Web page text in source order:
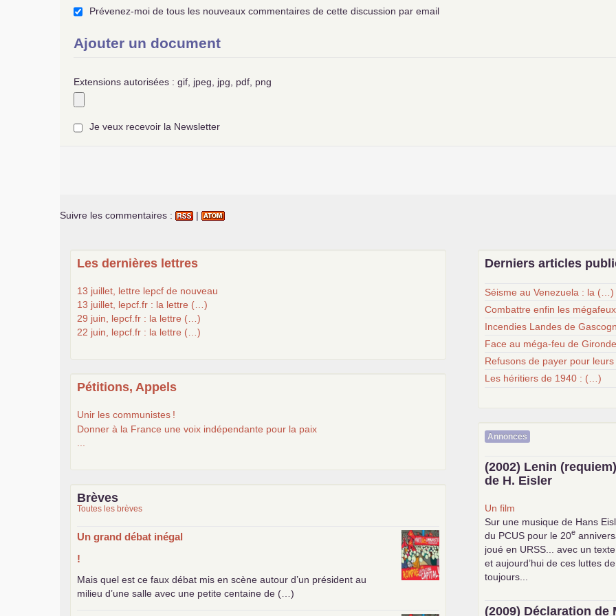
Prévenez-moi de tous les nouveaux commentaires de cette discussion par email
Ajouter un document
Extensions autorisées : gif, jpeg, jpg, pdf, png
Je veux recevoir la Newsletter
Suivre les commentaires : |
Les dernières lettres
13 juillet, lettre lepcf de nouveau
13 juillet, lepcf.fr : la lettre (…)
29 juin, lepcf.fr : la lettre (…)
22 juin, lepcf.fr : la lettre (…)
Pétitions, Appels
Unir les communistes !
Donner à la France une voix indépendante pour la paix
Brèves
Toutes les brèves
Un grand débat inégal
!
Mais quel est ce faux débat mis en scène autour d’un président au
milieu d’une salle avec une petite centaine de (…)
Derniers articles
Séisme au Venezuela : la (…)
Combattre enfin les mégafeux
Incendies Landes de
Face au méga-feu de
Refusons de payer pour leurs
Les héritiers de 1940 : (…)
Annonces
(2002) Lenin
de H. Eisler
Un film
Sur une musique de Hans
du PCUS pour le 20e
joué en URSS ... avec un
et aujourd’hui de ces luttes
toujours...
(2009) Déclaration de